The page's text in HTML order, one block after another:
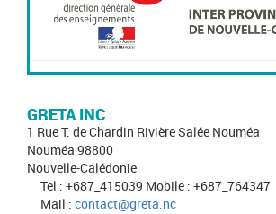
GRETA INC
1 Rue T. de Chardin Rivière Salée Nouméa
Nouméa 98800
Nouvelle-Calédonie
Tel : +687_415039 Mobile : +687_764347
Mail : contact@greta.nc